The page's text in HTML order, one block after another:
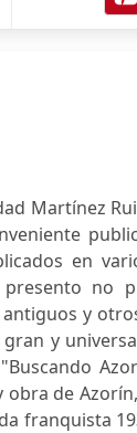
Martínez
en
no
y
y
de
franquista